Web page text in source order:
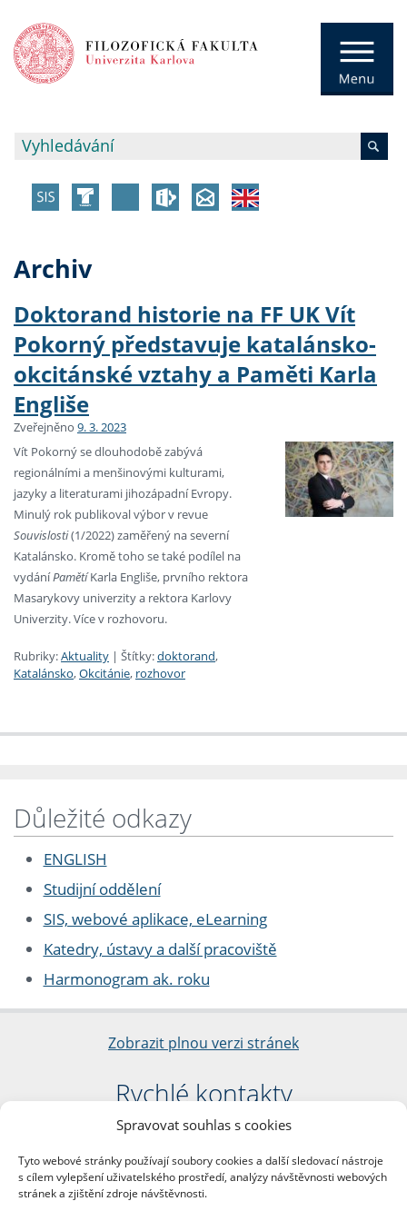
Spravovat souhlas s cookies
Tyto webové stránky používají soubory cookies a další sledovací nástroje
s cílem vylepšení uživatelského prostředí, analýzy návštěvnosti webových
stránek a zjištění zdroje návštěvnosti.
Archiv
Doktorand historie na FF UK Vít
Pokorný představuje katalánsko-
okcitánské vztahy a Paměti Karla
Engliše
Zveřejněno 9. 3. 2023
Vít Pokorný se dlouhodobě zabývá
regionálními a menšinovými kulturami,
jazyky a literaturami jihozápadní Evropy.
Minulý rok publikoval výbor v revue
Souvislosti(1/2022) zaměřený na severní
Katalánsko. Kromě toho se také podílel na
vydáníPamětíKarla Engliše, prvního rektora
Masarykovy univerzity a rektora Karlovy
Univerzity. Více v rozhovoru.
Rubriky:Aktuality | Štítky:doktorand,
Katalánsko,Okcitánie, rozhovor
Důležité odkazy
ENGLISH
Studijní oddělení
SIS, webové aplikace, eLearning
Katedry, ústavy a další pracoviště
Harmonogram ak. roku
Zobrazit plnou verzi stránek
Rychlé kontakty
Filozofická fakulta
nám. Jana Palacha 1/2
116 38 Praha 1